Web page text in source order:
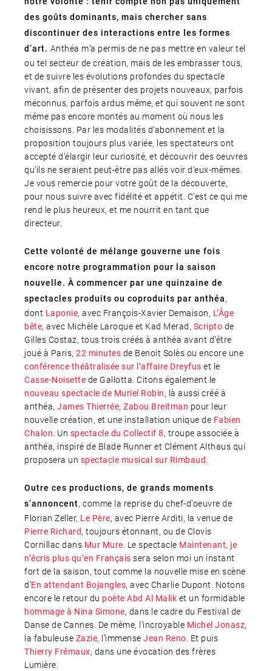
des goûts dominants, mais chercher sans
discontinuer des interactions entre les formes
d’art. Anthéa m’a permis de ne pas mettre en valeur tel
ou tel secteur de création, mais de les embrasser tous,
et de suivre les évolutions profondes du spectacle
vivant, afin de présenter des projets nouveaux, parfois
méconnus, parfois ardus même, et qui souvent ne sont
même pas encore montés au moment où nous les
choisissons. Par les modalités d’abonnement et la
proposition toujours plus variée, les spectateurs ont
accepté d’élargir leur curiosité, et découvrir des oeuvres
qu’ils ne seraient peut-être pas allés voir d’eux-mêmes.
Je vous remercie pour votre goût de la découverte,
pour nous suivre avec fidélité et appétit. C’est ce qui me
rend le plus heureux, et me nourrit en tant que
directeur.
Cette volonté de mélange gouverne une fois
encore notre programmation pour la saison
nouvelle. À commencer par une quinzaine de
spectacles produits ou coproduits par anthéa,
dont Laponie, avec François-Xavier Demaison, L’Âge
bête, avec Michèle Laroque et Kad Merad, Scripto de
Gilles Costaz, tous trois créés à anthéa avant d’être
joué à Paris, 22 minutes de Benoit Solès ou encore une
conférence théâtralisée sur l’affaire Dreyfus et le
Casse-Noisette de Gallotta. Citons également le
nouveau spectacle de Muriel Robin, là aussi créé à
anthéa, James Thierrée, Zabou Breitman pour leur
nouvelle création, et une installation unique de Fabien
Chalon. Un spectacle du Collectif 8, troupe associée à
anthéa, inspiré de Blade Runner et Clément Althaus qui
proposera un spectacle musical sur Rimbaud.
Outre ces productions, de grands moments
s’annoncent, comme la reprise du chef-d’oeuvre de
Florian Zeller, Le Père, avec Pierre Arditi, la venue de
Pierre Richard, toujours étonnant, ou de Clovis
Cornillac dans Mur Mure. Le spectacle Maintenant, je
n’écris plus qu’en Français sera selon moi un instant
fort de la saison, tout comme la nouvelle mise en scène
d’En attendant Bojangles, avec Charlie Dupont. Notons
encore le retour du poète Abd Al Malik et un formidable
hommage à Nina Simone, dans le cadre du Festival de
Danse de Cannes. De même, l’incroyable Michel Jonasz,
la fabuleuse Zazie, l’immense Jean Reno. Et puis
Thierry Frémaux, dans une évocation des frères
Lumière.